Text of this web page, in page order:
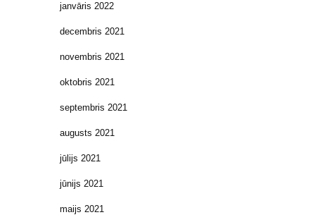
janvāris 2022
decembris 2021
novembris 2021
oktobris 2021
septembris 2021
augusts 2021
jūlijs 2021
jūnijs 2021
maijs 2021